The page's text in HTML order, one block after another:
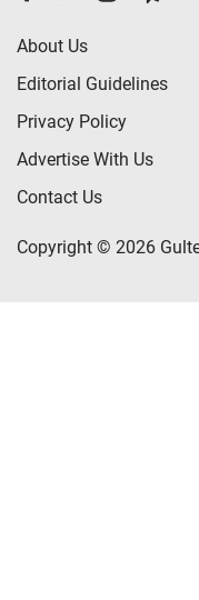
About Us
Editorial Guidelines
Privacy Policy
Advertise With Us
Contact Us
Copyright © 2026